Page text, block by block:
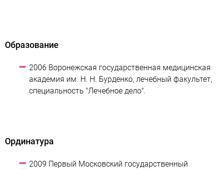
Образование
2006 Воронежская государственная медицинская
академия им. Н. Н. Бурденко, лечебный факультет,
специальность "Лечебное дело".
Ординатура
2009 Первый Московский государственный